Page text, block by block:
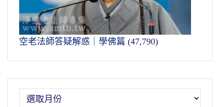
空老法師答疑解惑｜學佛篇 (47,790)